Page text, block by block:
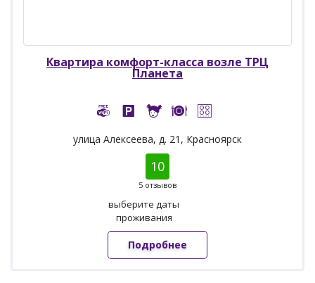
Квартира комфорт-класса возле ТРЦ
Планета
улица Алексеева, д. 21, Красноярск
10
5 отзывов
выберите даты
проживания
Подробнее